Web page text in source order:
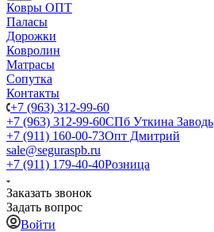
Ковры ОПТ
Паласы
Дорожки
Ковролин
Матрасы
Сопутка
Контакты
+7 (963) 312-99-60
+7 (963) 312-99-60СПб Уткина Заводь
+7 (911) 160-00-73Опт Дмитрий
sale@seguraspb.ru
+7 (911) 179-40-40Розница
Заказать звонок
Задать вопрос
Войти